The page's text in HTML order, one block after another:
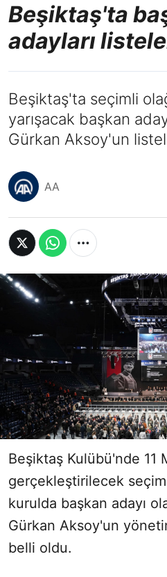
Beşiktaş'ta
adayları
Beşiktaş'ta seçimli
yarışacak başkan
Gürkan Aksoy'un
AA
Beşiktaş Kulübü'nde 11
gerçekleştirilecek
kurulda başkan adayı
Gürkan Aksoy'un
belli oldu.